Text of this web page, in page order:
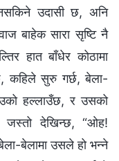
उदासी छ, अनि
बाहेक सारा सृष्टि नै
हात बाँधेर कोठामा
कहिले सुरु गर्छ, बेला-
हल्लाउँछ, र उसको
जस्तो देखिन्छ, “ओह!
बेलामा उसले हो भन्‍ने